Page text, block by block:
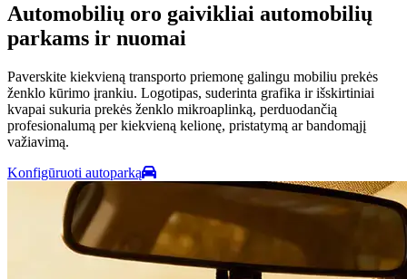
Automobilių oro gaivikliai automobilių
parkams ir nuomai
Paverskite kiekvieną transporto priemonę galingu mobiliu prekės
ženklo kūrimo įrankiu. Logotipas, suderinta grafika ir išskirtiniai
kvapai sukuria prekės ženklo mikroaplinką, perduodančią
profesionalumą per kiekvieną kelionę, pristatymą ar bandomąjį
važiavimą.
Konfigūruoti autoparką